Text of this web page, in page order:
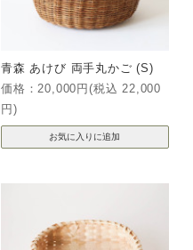
青森 あけび 両手丸かご (S)
価格：20,000円(税込 22,000
円)